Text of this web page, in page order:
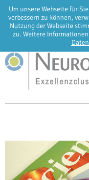
Um unsere Webseite für
verbessern zu können,
Nutzung der Webseite
zu. Weitere
EN DE